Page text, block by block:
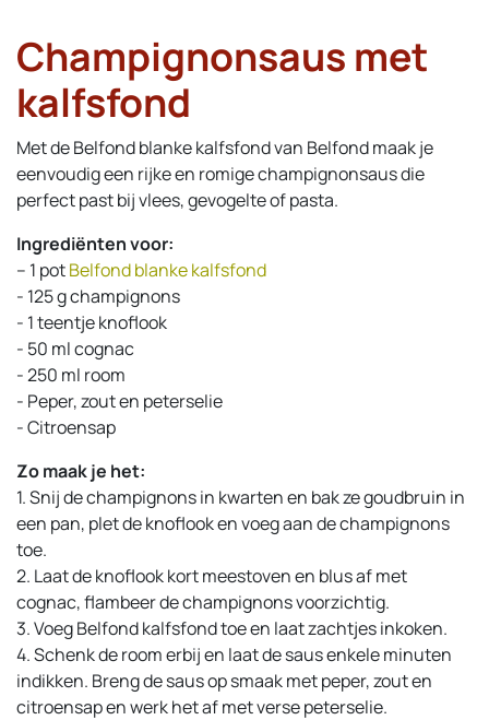
Champignonsaus met
kalfsfond
Met de Belfond blanke kalfsfond van Belfond maak je
eenvoudig een rijke en romige champignonsaus die
perfect past bij vlees, gevogelte of pasta.
Ingrediënten voor:
-- 1 potBelfond blanke kalfsfond
- 125 g champignons
- 1 teentje knoflook
- 50 ml cognac
- 250 ml room
- Peper, zout en peterselie
- Citroensap
Zo maak je het:
1. Snij de champignons in kwarten en bak ze goudbruin in
een pan, plet de knoflook en voeg aan de champignons
toe.
2. Laat de knoflook kort meestoven en blus af met
cognac, flambeer de champignons voorzichtig.
3. Voeg Belfond kalfsfond toe en laat zachtjes inkoken.
4. Schenk de room erbij en laat de saus enkele minuten
indikken. Breng de saus op smaak met peper, zout en
citroensap en werk het af met verse peterselie.